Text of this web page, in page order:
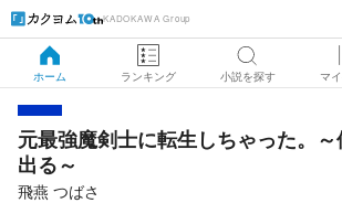
KADOKAWA Group
ホーム ランキング 小説を探す マ
元最強魔剣士に転生しちゃった。
出る～
飛燕 つばさ